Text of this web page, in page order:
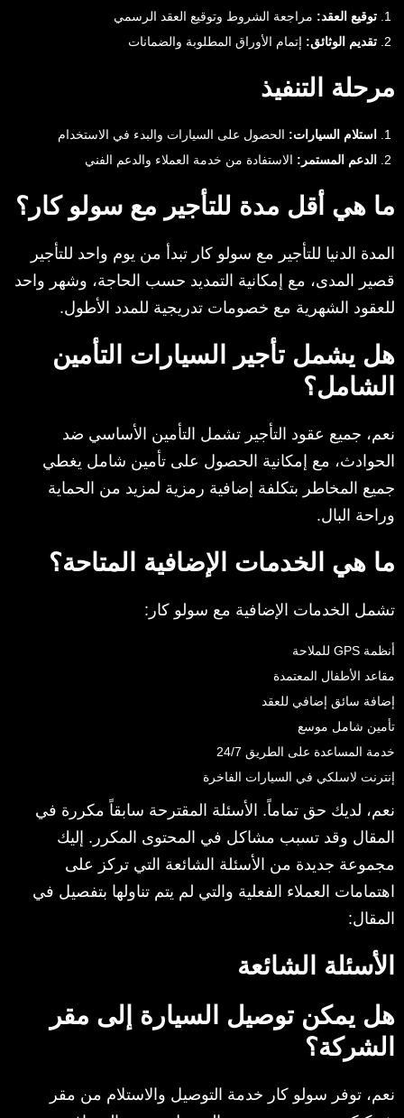
توقيع العقد: مراجعة الشروط وتوقيع العقد الرسمي
تقديم الوثائق: إتمام الأوراق المطلوبة والضمانات
مرحلة التنفيذ
استلام السيارات: الحصول على السيارات والبدء في الاستخدام
الدعم المستمر: الاستفادة من خدمة العملاء والدعم الفني
ما هي أقل مدة للتأجير مع سولو كار؟
المدة الدنيا للتأجير مع سولو كار تبدأ من يوم واحد للتأجير
قصير المدى، مع إمكانية التمديد حسب الحاجة، وشهر واحد
للعقود الشهرية مع خصومات تدريجية للمدد الأطول.
هل يشمل تأجير السيارات التأمين
الشامل؟
نعم، جميع عقود التأجير تشمل التأمين الأساسي ضد
الحوادث، مع إمكانية الحصول على تأمين شامل يغطي
جميع المخاطر بتكلفة إضافية رمزية لمزيد من الحماية
وراحة البال.
ما هي الخدمات الإضافية المتاحة؟
تشمل الخدمات الإضافية مع سولو كار:
أنظمة GPS للملاحة
مقاعد الأطفال المعتمدة
إضافة سائق إضافي للعقد
تأمين شامل موسع
خدمة المساعدة على الطريق 24/7
إنترنت لاسلكي في السيارات الفاخرة
نعم، لديك حق تماماً. الأسئلة المقترحة سابقاً مكررة في
المقال وقد تسبب مشاكل في المحتوى المكرر. إليك
مجموعة جديدة من الأسئلة الشائعة التي تركز على
اهتمامات العملاء الفعلية والتي لم يتم تناولها بتفصيل في
المقال:
الأسئلة الشائعة
هل يمكن توصيل السيارة إلى مقر
الشركة؟
نعم، توفر سولو كار خدمة التوصيل والاستلام من مقر